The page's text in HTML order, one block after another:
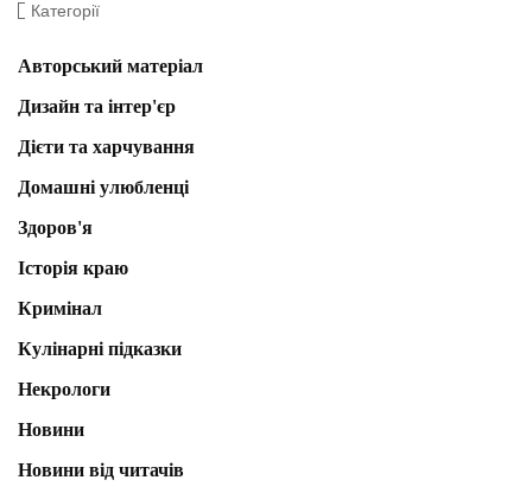
Категорії
Авторський матеріал
Дизайн та інтер'єр
Дієти та харчування
Домашні улюбленці
Здоров'я
Історія краю
Кримінал
Кулінарні підказки
Некрологи
Новини
Новини від читачів